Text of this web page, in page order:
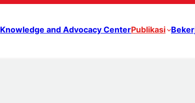
Knowledge and Advocacy CenterPublikasi